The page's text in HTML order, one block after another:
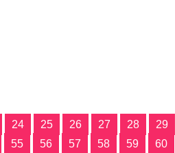
24 25 26 27 28 29
55 56 57 58 59 60